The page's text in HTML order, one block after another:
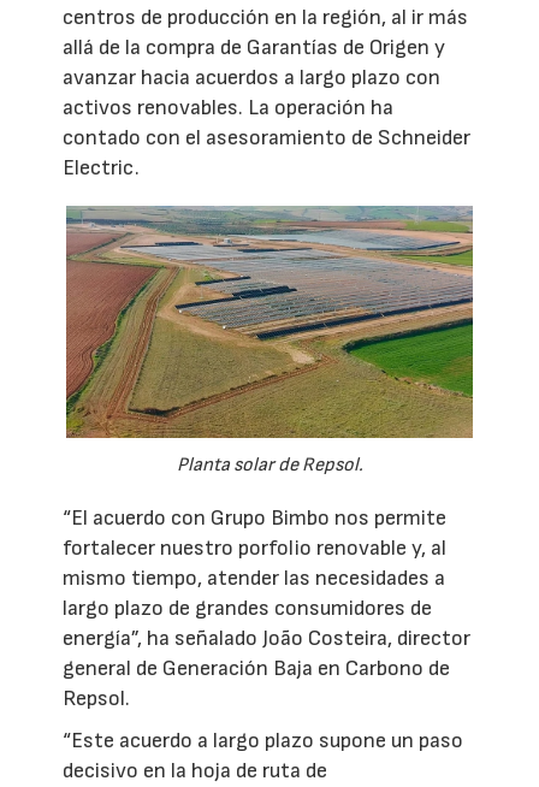
centros de producción en la región, al ir más
allá de la compra de Garantías de Origen y
avanzar hacia acuerdos a largo plazo con
activos renovables. La operación ha
contado con el asesoramiento de Schneider
Electric.
Planta solar de Repsol.
“El acuerdo con Grupo Bimbo nos permite
fortalecer nuestro porfolio renovable y, al
mismo tiempo, atender las necesidades a
largo plazo de grandes consumidores de
energía”, ha señalado João Costeira, director
general de Generación Baja en Carbono de
Repsol.
“Este acuerdo a largo plazo supone un paso
decisivo en la hoja de ruta de